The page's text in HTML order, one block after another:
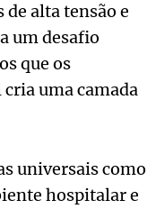
alta tensão e
um desafio
que os
uma camada
universais como
hospitalar e